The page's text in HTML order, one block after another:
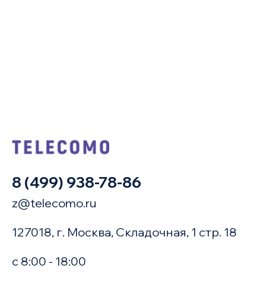
8 (499) 938-78-86
z@telecomo.ru
127018, г. Москва, Складочная, 1 стр. 18
с 8:00 - 18:00